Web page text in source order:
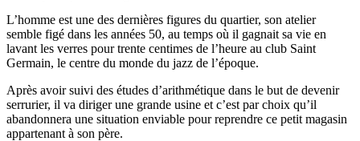
L’homme est une des dernières figures du quartier, son atelier
semble figé dans les années 50, au temps où il gagnait sa vie en
lavant les verres pour trente centimes de l’heure au club Saint
Germain, le centre du monde du jazz de l’époque.
Après avoir suivi des études d’arithmétique dans le but de devenir
serrurier, il va diriger une grande usine et c’est par choix qu’il
abandonnera une situation enviable pour reprendre ce petit magasin
appartenant à son père.